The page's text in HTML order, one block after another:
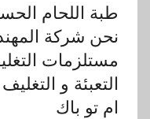
طبة اللحام
نحن شركة
مستلزمات
التعبئة و
ام تو باك